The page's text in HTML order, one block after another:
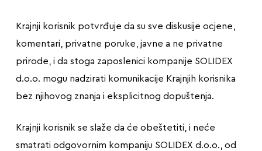
Krajnji korisnik potvrđuje da su sve diskusije ocjene,
komentari, privatne poruke, javne a ne privatne
prirode, i da stoga zaposlenici kompanije SOLIDEX
d.o.o. mogu nadzirati komunikacije Krajnjih korisnika
bez njihovog znanja i eksplicitnog dopuštenja.
Krajnji korisnik se slaže da će obeštetiti, i neće
smatrati odgovornim kompaniju SOLIDEX d.o.o., od